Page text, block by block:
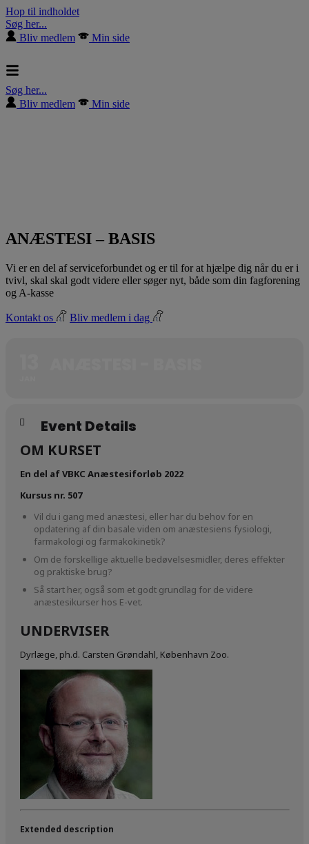
Hop til indholdet
Søg her...
Bliv medlem
Min side
Søg her...
Bliv medlem
Min side
ANÆSTESI – BASIS
Vi er en del af serviceforbundet og er til for at hjælpe dig når du er i
tvivl, skal skal godt videre eller søger nyt, både som din fagforening
og A-kasse
Kontakt os Bliv medlem i dag
Event Details
OM KURSET
En del af VBKC Anæstesiforløb 2022
Kursus nr. 507
Vil du i gang med anæstesi, eller har du behov for en
opdatering af din basale viden om anæstesiens fysiologi,
farmakologi og farmakokinetik?
Om de forskellige aktuelle bedøvelsesmidler, deres effekter
og praktiske brug?
Så start her, også som et godt grundlag for de videre
anæstesikurser hos E-vet.
UNDERVISER
Dyrlæge, ph.d. Carsten Grøndahl, København Zoo.
Extended description